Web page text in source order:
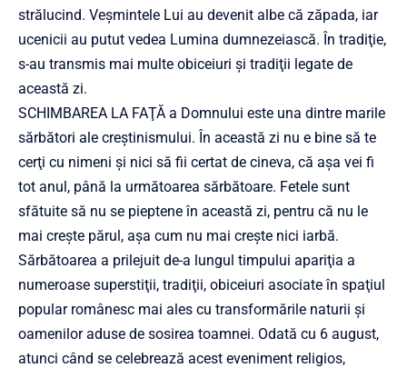
strălucind. Veşmintele Lui au devenit albe că zăpada, iar
ucenicii au putut vedea Lumina dumnezeiască. În tradiţie,
s-au transmis mai multe obiceiuri şi tradiţii legate de
această zi.
SCHIMBAREA LA FAŢĂ a Domnului este una dintre marile
sărbători ale creştinismului. În această zi nu e bine să te
cerţi cu nimeni şi nici să fii certat de cineva, că aşa vei fi
tot anul, până la următoarea sărbătoare. Fetele sunt
sfătuite să nu se pieptene în această zi, pentru că nu le
mai creşte părul, aşa cum nu mai creşte nici iarbă.
Sărbătoarea a prilejuit de-a lungul timpului apariţia a
numeroase superstiţii, tradiţii, obiceiuri asociate în spaţiul
popular românesc mai ales cu transformările naturii şi
oamenilor aduse de sosirea toamnei. Odată cu 6 august,
atunci când se celebrează acest eveniment religios,